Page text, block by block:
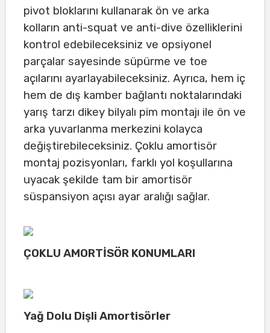
pivot bloklarını kullanarak ön ve arka
kolların anti-squat ve anti-dive özelliklerini
kontrol edebileceksiniz ve opsiyonel
parçalar sayesinde süpürme ve toe
açılarını ayarlayabileceksiniz. Ayrıca, hem iç
hem de dış kamber bağlantı noktalarındaki
yarış tarzı dikey bilyalı pim montajı ile ön ve
arka yuvarlanma merkezini kolayca
değiştirebileceksiniz. Çoklu amortisör
montaj pozisyonları, farklı yol koşullarına
uyacak şekilde tam bir amortisör
süspansiyon açısı ayar aralığı sağlar.
ÇOKLU AMORTİSÖR KONUMLARI
Yağ Dolu Dişli Amortisörler